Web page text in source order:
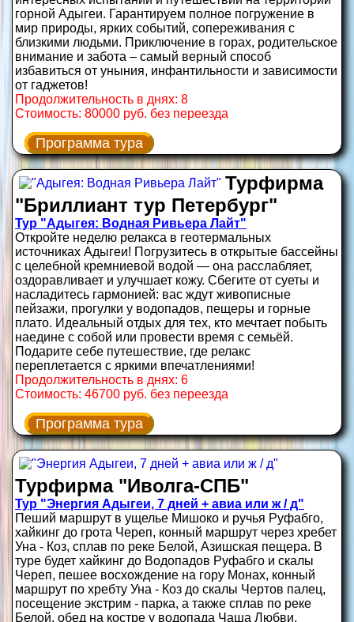
горной Адыгеи. Гарантируем полное погружение в
мир природы, ярких событий, сопереживания с
близкими людьми. Приключение в горах, родительское
внимание и забота – самый верный способ
избавиться от уныния, инфантильности и зависимости
от гаджетов!
Продолжительность в днях: 8
Стоимость: 80000 руб. без переезда
Программа тура
Турфирма
"Бриллиант тур Петербург"
Тур "Адыгея: Водная Ривьера Лайт"
Откройте неделю релакса в геотермальных
источниках Адыгеи! Погрузитесь в открытые бассейны
с целебной кремниевой водой — она расслабляет,
оздоравливает и улучшает кожу. Сбегите от суеты и
насладитесь гармонией: вас ждут живописные
пейзажи, прогулки у водопадов, пещеры и горные
плато. Идеальный отдых для тех, кто мечтает побыть
наедине с собой или провести время с семьёй.
Подарите себе путешествие, где релакс
переплетается с яркими впечатлениями!
Продолжительность в днях: 6
Стоимость: 46700 руб. без переезда
Программа тура
Турфирма "Иволга-СПБ"
Тур "Энергия Адыгеи, 7 дней + авиа или ж / д"
Пеший маршрут в ущелье Мишоко и ручья Руфабго,
хайкинг до грота Череп, конный маршрут через хребет
Уна - Коз, сплав по реке Белой, Азишская пещера. В
туре будет хайкинг до Водопадов Руфабго и скалы
Череп, пешее восхождение на гору Монах, конный
маршрут по хребту Уна - Коз до скалы Чертов палец,
посещение экстрим - парка, а также сплав по реке
Белой, обед на костре у водопада Чаша Любви,